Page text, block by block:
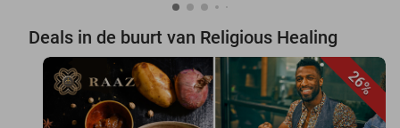
Deals in de buurt van Religious Healing
26%